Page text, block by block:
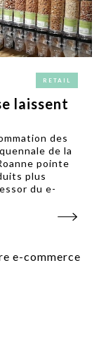
RETAIL
laissent
des
de la
pointe
plus
du e-